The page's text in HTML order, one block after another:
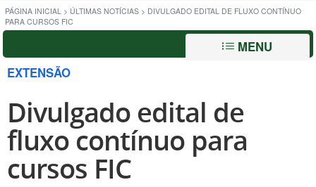
PÁGINA INICIAL > ÚLTIMAS NOTÍCIAS > DIVULGADO EDITAL DE FLUXO CONTÍNUO
PARA CURSOS FIC
MENU
EXTENSÃO
Divulgado edital de
fluxo contínuo para
cursos FIC